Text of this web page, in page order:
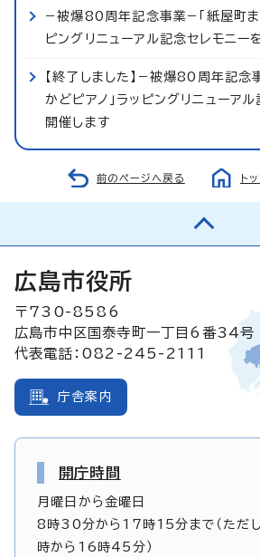
−被爆80周年記念事業−「紙屋町ま
ピングリニューアル記念セレモニー
【終了しました】−被爆80周年記念
かどピアノ」ラッピングリニューア
開催します
前のページへ戻る ト
広島市役所
〒730-8586
広島市中区国泰寺町一丁目6番34号
代表電話：082-245-2111
庁舎案内
開庁時間
月曜日から金曜日
8時30分から17時15分まで（ただ
時から16時45分）